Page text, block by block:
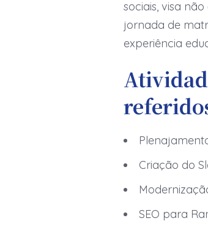
sociais, visa
jornada de
experiência
Criação do
SEO para